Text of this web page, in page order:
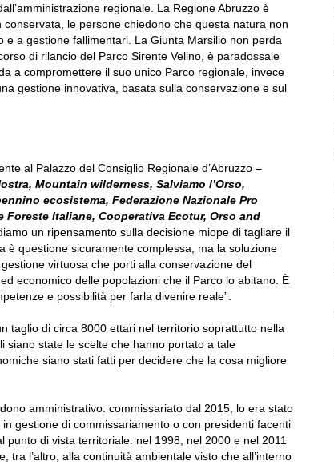
regionale. La Regione Abruzzo è
le persone chiedono che questa natura non
a gestione fallimentari. La Giunta Marsilio non perda
di rilancio del Parco Sirente Velino, è paradossale
a compromettere il suo unico Parco regionale, invece
gestione innovativa, basata sulla conservazione e sul
al Palazzo del Consiglio Regionale d’Abruzzo –
Mountain wilderness, Salviamo l’Orso,
ecosistema, Federazione Nazionale Pro
Foreste Italiane, Cooperativa Ecotur, Orso and
un ripensamento sulla decisione miope di tagliare il
è questione sicuramente complessa, ma la soluzione
virtuosa che porti alla conservazione del
economico delle popolazioni che il Parco lo abitano. È
e possibilità per farla divenire reale”.
taglio di circa 8000 ettari nel territorio soprattutto nella
siano state le scelte che hanno portato a tale
siano stati fatti per decidere che la cosa migliore
amministrativo: commissariato dal 2015, lo era stato
gestione di commissariamento o con presidenti facenti
di vista territoriale: nel 1998, nel 2000 e nel 2011
l’altro, alla continuità ambientale visto che all’interno